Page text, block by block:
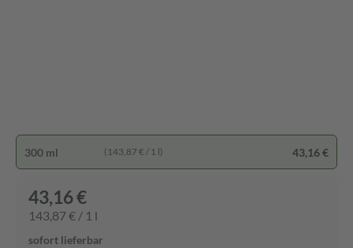
300 ml (143,87 € / 1 l) 43,16 €
43,16 €
143,87 € / 1 l
sofort lieferbar